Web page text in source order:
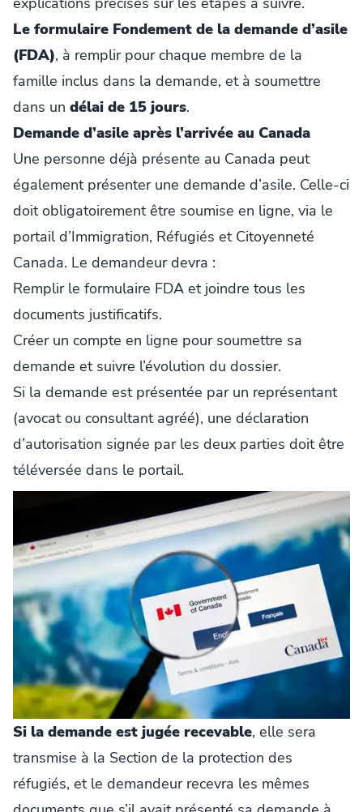
Le formulaire Fondement de la demande d’asile
(FDA), à remplir pour chaque membre de la
famille inclus dans la demande, et à soumettre
dans un délai de 15 jours.
Demande d’asile après l’arrivée au Canada
Une personne déjà présente au Canada peut
également présenter une demande d’asile. Celle-ci
doit obligatoirement être soumise en ligne, via le
portail d’Immigration, Réfugiés et Citoyenneté
Canada. Le demandeur devra :
Remplir le formulaire FDA et joindre tous les
documents justificatifs.
Créer un compte en ligne pour soumettre sa
demande et suivre l’évolution du dossier.
Si la demande est présentée par un représentant
(avocat ou consultant agréé), une déclaration
d’autorisation signée par les deux parties doit être
téléversée dans le portail.
Si la demande est jugée recevable, elle sera
transmise à la Section de la protection des
réfugiés, et le demandeur recevra les mêmes